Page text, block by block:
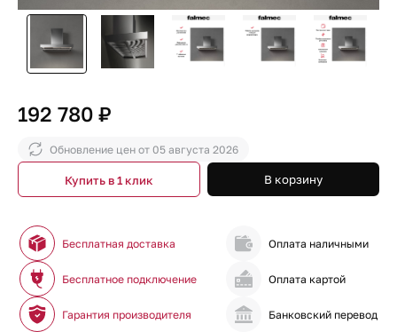
192 780 ₽
Обновление цен от 05 августа 2026
В корзину
Купить в 1 клик
Бесплатная доставка
Бесплатное подключение
Гарантия производителя
Оплата наличными
Оплата картой
Банковский перевод